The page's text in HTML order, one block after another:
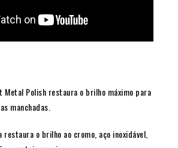
Metal Polish restaura o brilho máximo para
manchadas.
o brilho ao cromo, aço inoxidável,